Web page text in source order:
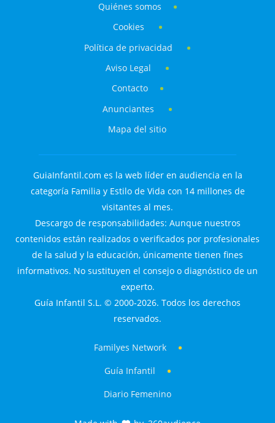
Quiénes somos
Cookies
Política de privacidad
Aviso Legal
Contacto
Anunciantes
Mapa del sitio
GuiaInfantil.com es la web líder en audiencia en la
categoría Familia y Estilo de Vida con 14 millones de
visitantes al mes.
Descargo de responsabilidades: Aunque nuestros
contenidos están realizados o verificados por profesionales
de la salud y la educación, únicamente tienen fines
informativos. No sustituyen el consejo o diagnóstico de un
experto.
Guía Infantil S.L. © 2000-2026. Todos los derechos
reservados.
Familyes Network
Guía Infantil
Diario Femenino